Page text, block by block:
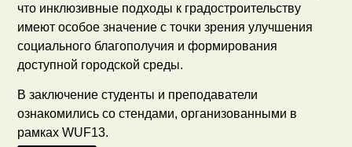
что инклюзивные подходы к градостроительству
имеют особое значение с точки зрения улучшения
социального благополучия и формирования
доступной городской среды.
В заключение студенты и преподаватели
ознакомились со стендами, организованными в
рамках WUF13.